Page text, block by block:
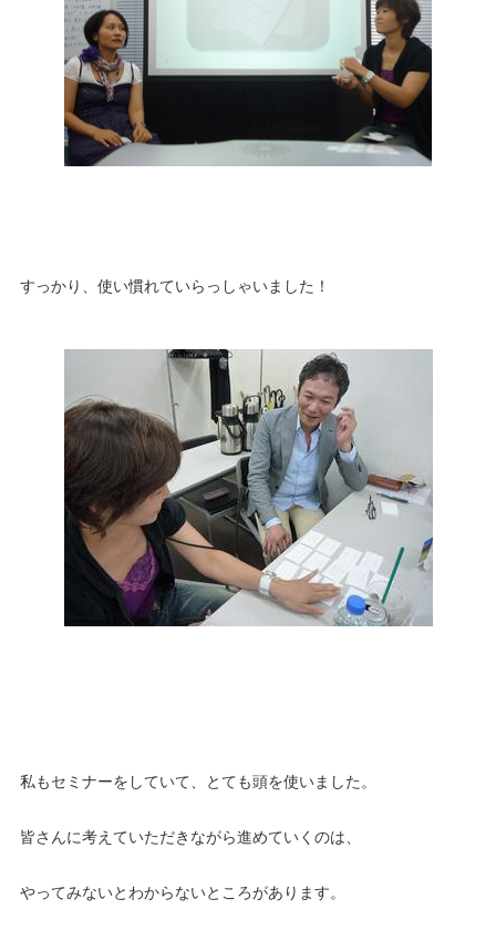
すっかり、使い慣れていらっしゃいました！
私もセミナーをしていて、とても頭を使いました。
皆さんに考えていただきながら進めていくのは、
やってみないとわからないところがあります。